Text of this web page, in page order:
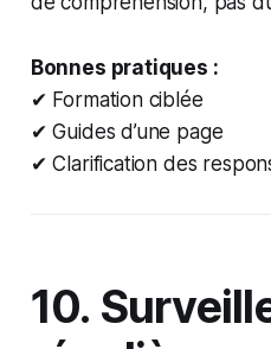
Bonnes pratiques :
✔ Formation ciblée
✔ Guides d’une page
✔ Clarification des
10.